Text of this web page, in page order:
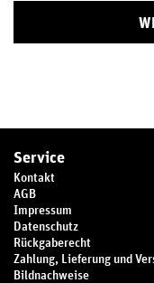
Service
Kontakt
AGB
Impressum
Datenschutz
Rückgaberecht
Zahlung, Lieferung und
Bildnachweise